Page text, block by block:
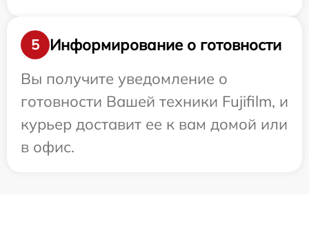
5
Информирование о готовности
Вы получите уведомление о
готовности Вашей техники Fujifilm, и
курьер доставит ее к вам домой или
в офис.